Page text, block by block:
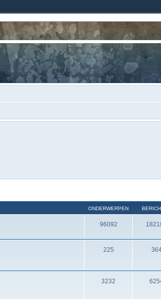
ONDERWERPEN
96092
225
3232